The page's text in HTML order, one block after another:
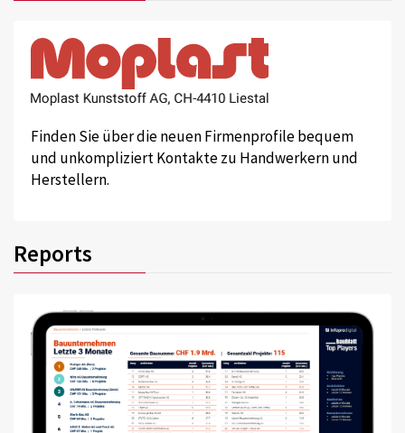
Finden Sie über die neuen Firmenprofile bequem
und unkompliziert Kontakte zu Handwerkern und
Herstellern.
Reports